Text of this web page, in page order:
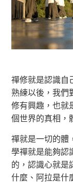
禪修就是認識自
熟練以後，我們
修有興趣，也就
個世界的真相，
禪就是一切的體
學禪就是能夠認
的，認識心就是
什麼、阿拉是什